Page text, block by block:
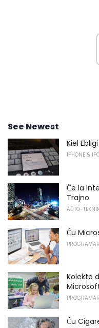
See Newest
Kiel
IPHONE &
Ĉe la
Trajno
AŬTO-
Ĉu
Kolekto
Ĉu